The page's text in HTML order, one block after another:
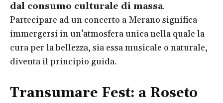
dal consumo culturale di massa.
Partecipare ad un concerto a Merano significa
immergersi in un’atmosfera unica nella quale la
cura per la bellezza, sia essa musicale o naturale,
diventa il principio guida.
Transumare Fest: a Roseto